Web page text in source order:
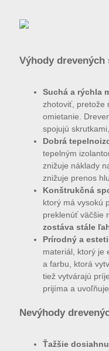
Výhody drevených
Suchá a rýchla
zhotoviť, pretože
omietanie.
spojujú
Dobrá
tepelným
znižuje náklady
znižuje prenos
Konštrukčná
ktorý má vysokú
preklenúť väčšie
zostáva stále
Prírodný a
materiál, ktorý je
a farbu, ktorá
tiež vytvárajú
prijíma a
Nevýhody
Ťažšie